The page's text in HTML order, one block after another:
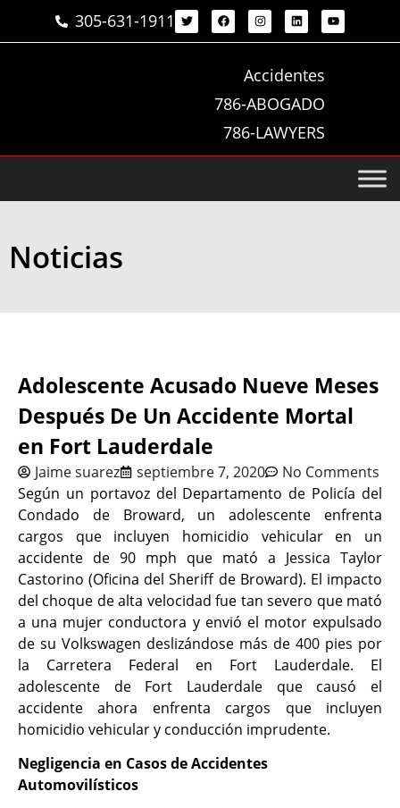
305-631-1911
Accidentes
786-ABOGADO
786-LAWYERS
Noticias
Adolescente Acusado Nueve Meses
Después De Un Accidente Mortal
en Fort Lauderdale
Jaime suarez septiembre 7, 2020
No Comments
Según un portavoz del Departamento de Policía del
Condado de Broward, un adolescente enfrenta
cargos que incluyen homicidio vehicular en un
accidente de 90 mph que mató a Jessica Taylor
Castorino (Oficina del Sheriff de Broward). El impacto
del choque de alta velocidad fue tan severo que mató
a una mujer conductora y envió el motor expulsado
de su Volkswagen deslizándose más de 400 pies por
la Carretera Federal en Fort Lauderdale. El
adolescente de Fort Lauderdale que causó el
accidente ahora enfrenta cargos que incluyen
homicidio vehicular y conducción imprudente.
Negligencia en Casos de Accidentes
Automovilísticos